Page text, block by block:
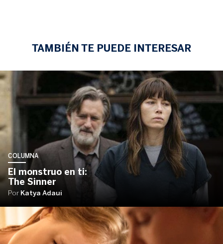
TAMBIÉN TE PUEDE INTERESAR
COLUMNA
El monstruo en ti:
The Sinner
Por Katya Adaui